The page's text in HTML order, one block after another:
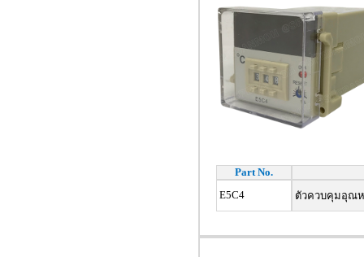
Part No.
E5C4
ตัวควบคุมอุณห